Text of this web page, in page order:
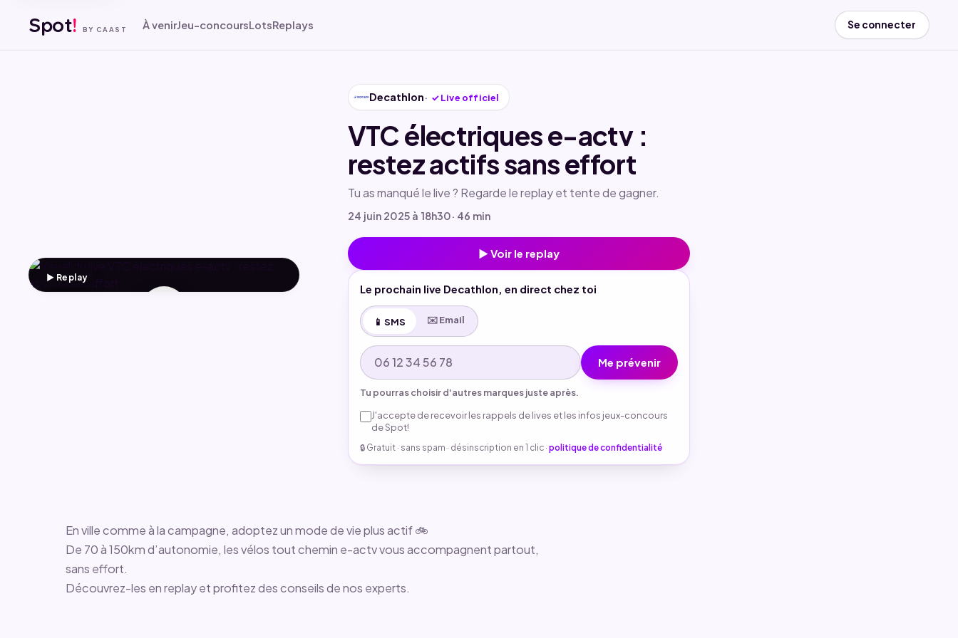
Spot! BY CAAST À venirJeu-concoursLotsReplays Se connecter
▶ Replay
Decathlon ✓Live officiel
VTC électriques e-actv :
restez actifs sans effort
Tu as manqué le live ? Regarde le replay et tente de gagner.
24 juin 2025 à 18h30· 46 min
▶ Voir le replay
Le prochain live Decathlon, en direct chez toi
📱 SMS ✉️ Email
Me prévenir
Tu pourras choisir d'autres marques juste après.
J'accepte de recevoir les rappels de lives et les infos jeux-concours
de Spot!
🔒 Gratuit · sans spam · désinscription en 1 clic · politique de confidentialité
En ville comme à la campagne, adoptez un mode de vie plus actif 🚲
De 70 à 150km d’autonomie, les vélos tout chemin e-actv vous accompagnent partout,
sans effort.
Découvrez-les en replay et profitez des conseils de nos experts.